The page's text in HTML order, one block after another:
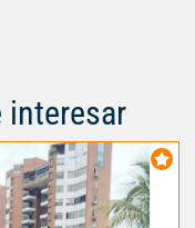
interesar